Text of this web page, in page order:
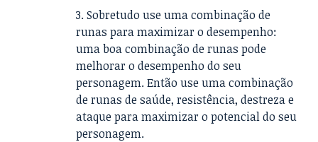
Sobretudo use uma combinação de
runas para maximizar o desempenho:
uma boa combinação de runas pode
melhorar o desempenho do seu
personagem. Então use uma combinação
de runas de saúde, resistência, destreza e
ataque para maximizar o potencial do seu
personagem.